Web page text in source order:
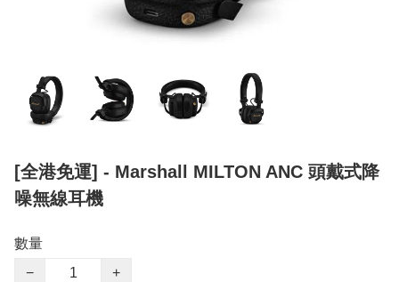
[全港免運] - Marshall MILTON ANC 頭戴式降
噪無線耳機
數量
−
+